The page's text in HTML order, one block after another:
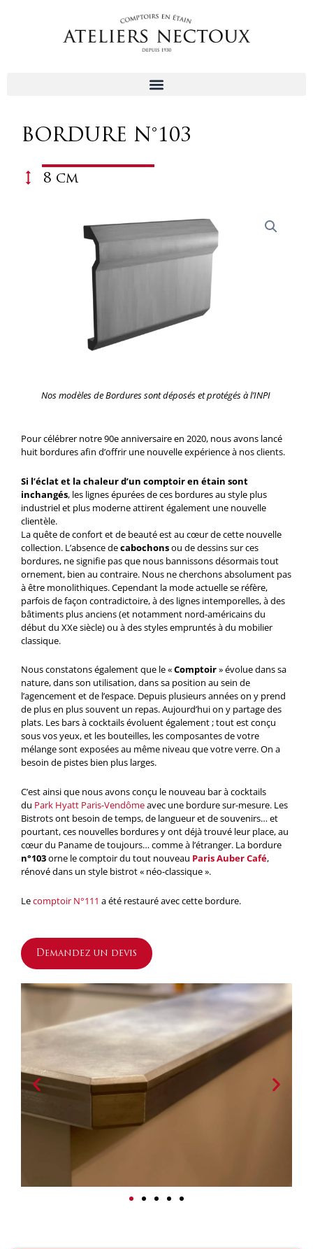
BORDURE N°103
8 cm
Nos modèles de Bordures sont déposés et protégés à l’INPI
Pour célébrer notre 90e anniversaire en 2020, nous avons lancé
huit bordures afin d’offrir une nouvelle expérience à nos clients.
Si l’éclat et la chaleur d’un comptoir en étain sont
inchangés, les lignes épurées de ces bordures au style plus
industriel et plus moderne attirent également une nouvelle
clientèle.
La quête de confort et de beauté est au cœur de cette nouvelle
collection. L’absence decabochonsou de dessins sur ces
bordures, ne signifie pas que nous bannissons désormais tout
ornement, bien au contraire. Nous ne cherchons absolument pas
à être monolithiques. Cependant la mode actuelle se réfère,
parfois de façon contradictoire, à des lignes intemporelles, à des
bâtiments plus anciens (et notamment nord-américains du
début du XXe siècle) ou à des styles empruntés à du mobilier
classique.
Nous constatons également que le «Comptoir» évolue dans sa
nature, dans son utilisation, dans sa position au sein de
l’agencement et de l’espace. Depuis plusieurs années on y prend
de plus en plus souvent un repas. Aujourd’hui on y partage des
plats. Les bars à cocktails évoluent également ; tout est conçu
sous vos yeux, et les bouteilles, les composantes de votre
mélange sont exposées au même niveau que votre verre. On a
besoin de pistes bien plus larges.
C’est ainsi que nous avons conçu le nouveau bar à cocktails
du Park Hyatt Paris-Vendômeavec une bordure sur-mesure. Les
Bistrots ont besoin de temps, de langueur et de souvenirs… et
pourtant, ces nouvelles bordures y ont déjà trouvé leur place, au
cœur du Paname de toujours… comme à l’étranger. La bordure
n°103orne le comptoir du tout nouveau Paris Auber Café,
rénové dans un style bistrot « néo-classique ».
Lecomptoir N°111 a été restauré avec cette bordure.
Demandez un devis